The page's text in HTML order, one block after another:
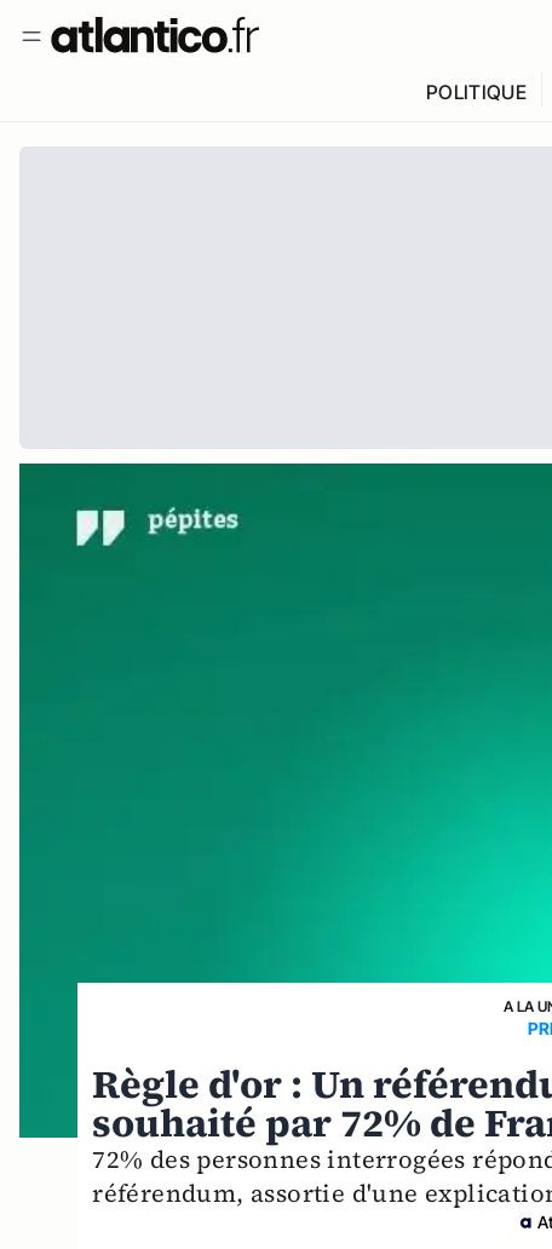
POLITIQUE
A LA
Règle d'or : Un
souhaité par 72% de
72% des personnes interrogées
référendum, assortie d'une